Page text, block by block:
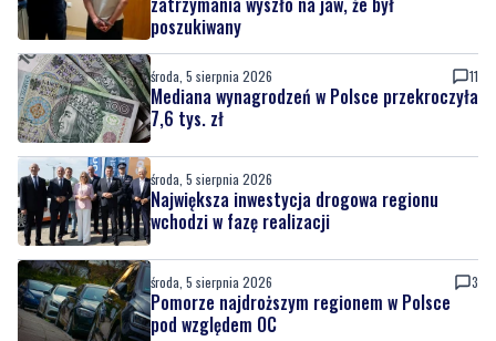
poszukiwany
środa, 5 sierpnia 2026 11
Mediana wynagrodzeń w Polsce przekroczyła
7,6 tys. zł
środa, 5 sierpnia 2026
Największa inwestycja drogowa regionu
wchodzi w fazę realizacji
środa, 5 sierpnia 2026 3
Pomorze najdroższym regionem w Polsce
pod względem OC